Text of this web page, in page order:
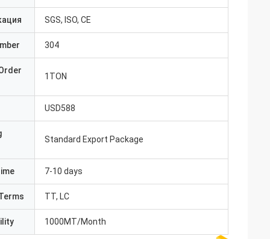
SGS, ISO, CE
304
1TON
USD588
Standard Export Package
7-10 days
TT, LC
1000MT/Month